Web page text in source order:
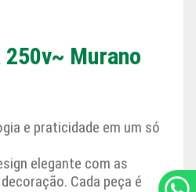
Murano
e praticidade em um só
elegante com as
Cada peça é